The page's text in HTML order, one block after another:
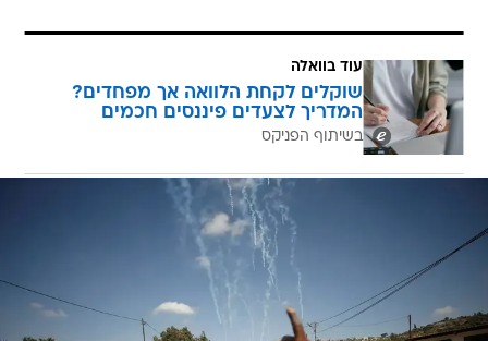
עוד בוואלה
שוקלים לקחת הלוואה אך מפחדים?
המדריך לצעדים פיננסים חכמים
בשיתוף הפניקס